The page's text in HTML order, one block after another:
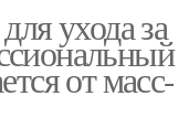
ухода за
от масс-